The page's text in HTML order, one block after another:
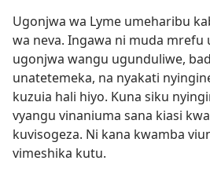
Ugonjwa wa Lyme umeharibu
wa neva. Ingawa ni muda mrefu
ugonjwa wangu ugunduliwe,
unatetemeka, na nyakati
kuzuia hali hiyo. Kuna siku
vyangu vinaniuma sana kiasi
kuvisogeza. Ni kana kwamba
vimeshika kutu.